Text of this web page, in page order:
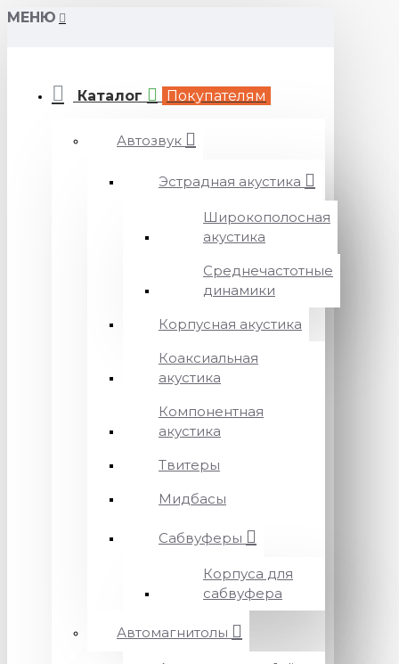
МЕНЮ
Каталог Покупателям
Автозвук
Эстрадная акустика
Широкополосная
акустика
Среднечастотные
динамики
Корпусная акустика
Коаксиальная
акустика
Компонентная
акустика
Твитеры
Мидбасы
Сабвуферы
Корпуса для
сабвуфера
Автомагнитолы